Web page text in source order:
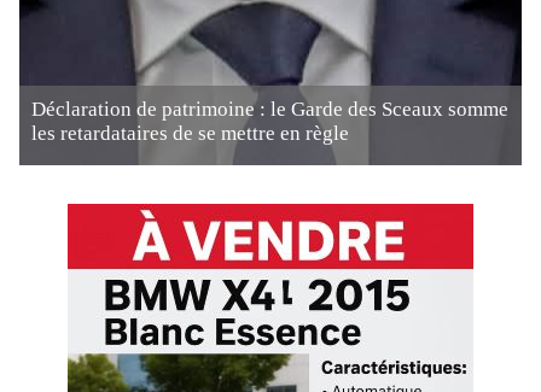
Déclaration de patrimoine : le Garde des Sceaux somme
les retardataires de se mettre en règle